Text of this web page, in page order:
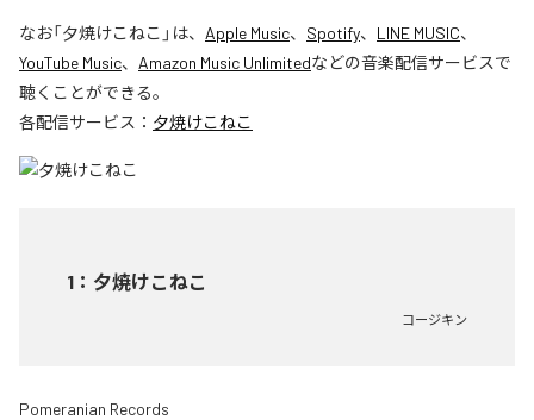
なお「夕焼けこねこ 」は、 Apple Music、 Spotify、 LINE MUSIC、
YouTube Music、 Amazon Music Unlimitedなどの音楽配信サービスで
聴くことができる。
各配信サービス： 夕焼けこねこ
1 ： 夕焼けこねこ
コージキン
Pomeranian Records